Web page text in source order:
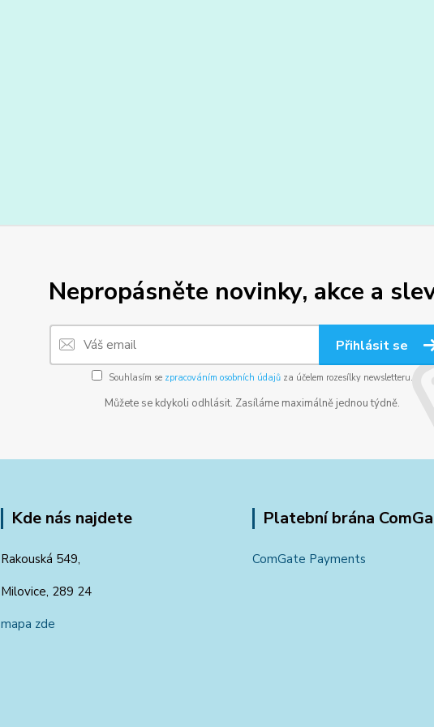
Nepropásněte novinky, akce a
Přihlásit se
Souhlasím se zpracováním osobních údajů za účelem rozesílky newsletteru.
Můžete se kdykoli odhlásit. Zasíláme maximálně jednou týdně.
Kde nás najdete
Rakouská 549,
Milovice, 289 24
mapa zde
Platební brána
ComGate Payments